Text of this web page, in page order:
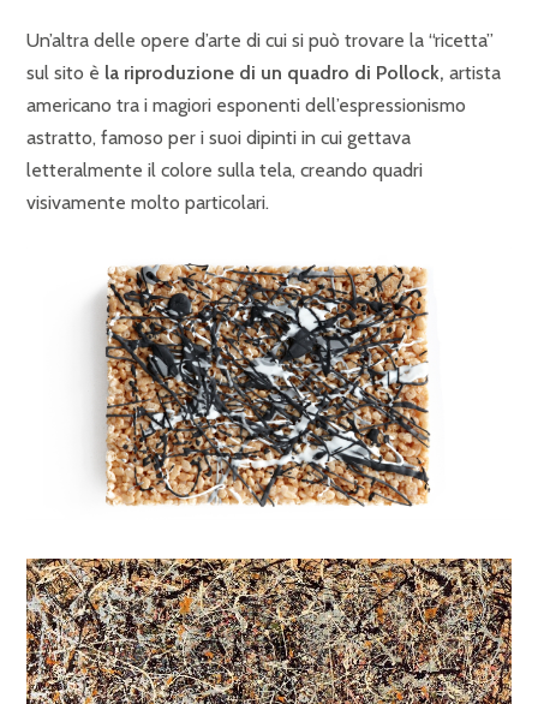
Un’altra delle opere d’arte di cui si può trovare la “ricetta”
sul sito è la riproduzione di un quadro di Pollock, artista
americano tra i magiori esponenti dell’espressionismo
astratto, famoso per i suoi dipinti in cui gettava
letteralmente il colore sulla tela, creando quadri
visivamente molto particolari.